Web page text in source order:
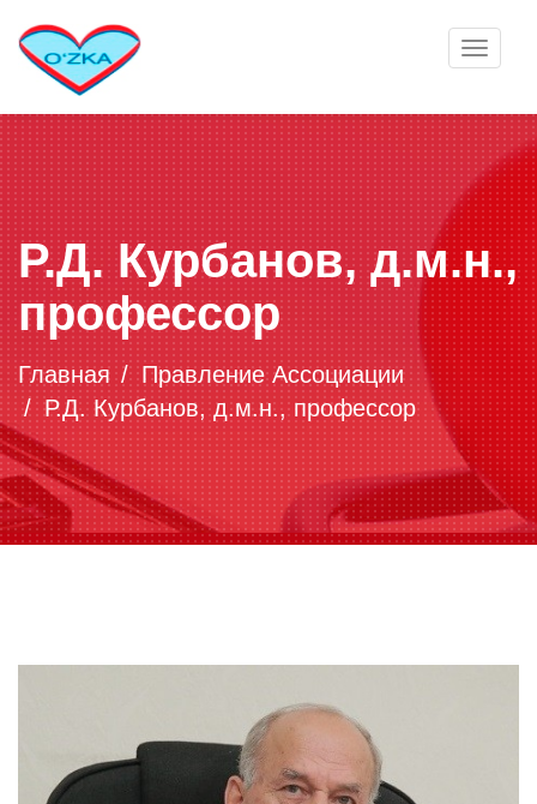
Toggle
Р.Д. Курбанов, д.м.н.,
профессор
Главная
Правление Ассоциации
Р.Д. Курбанов, д.м.н., профессор